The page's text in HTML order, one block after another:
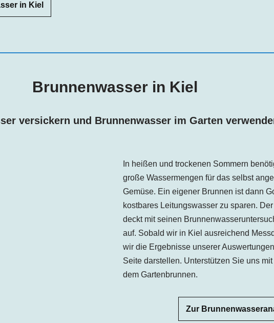
in Kiel
Brunnenwasser in Kiel
versickern und Brunnenwasser im Garten
In heißen und trockenen Sommern
große Wassermengen für das selbst
Gemüse. Ein eigener Brunnen ist dann
kostbares Leitungswasser zu sparen.
deckt mit seinen
auf. Sobald wir in Kiel ausreichend
wir die Ergebnisse unserer
Seite darstellen. Unterstützen Sie uns
dem Gartenbrunnen.
Zur